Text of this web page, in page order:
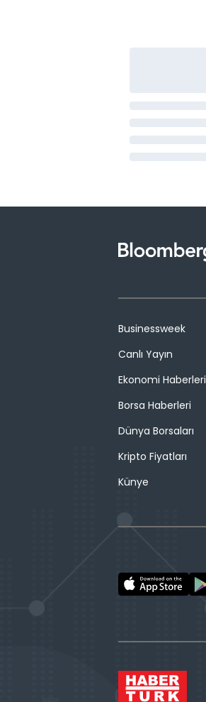
Businessweek
Canlı Yayın
Ekonomi Haberleri
Borsa Haberleri
Dünya Borsaları
Kripto Fiyatları
Künye